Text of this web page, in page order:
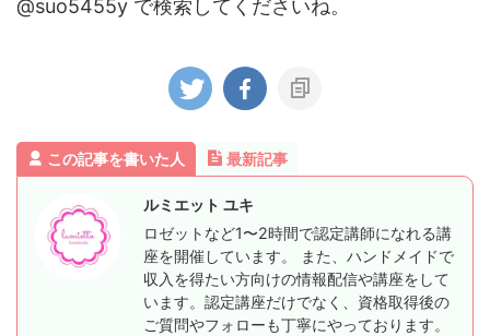
@suo5455y で検索してくださいね。
この記事を書いた人 最新記事
ルミエット ユキ
ロゼットなど1〜2時間で認定講師になれる講
座を開催しています。 また、ハンドメイドで
収入を得たい方向けの情報配信や講座をして
います。認定講座だけでなく、資格取得後の
ご質問やフォローも丁寧にやっております。